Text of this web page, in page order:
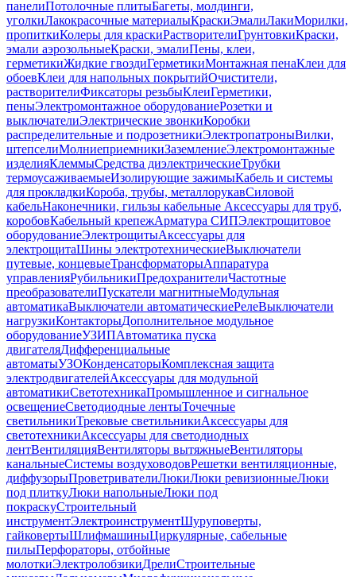
панелиПотолочные плитыБагеты, молдинги,
уголкиЛакокрасочные материалыКраскиЭмалиЛакиМорилки,
пропиткиКолеры для краскиРастворителиГрунтовкиКраски,
эмали аэрозольныеКраски, эмалиПены, клеи,
герметикиЖидкие гвоздиГерметикиМонтажная пенаКлеи для
обоевКлеи для напольных покрытийОчистители,
растворителиФиксаторы резьбыКлеиГерметики,
пеныЭлектромонтажное оборудованиеРозетки и
выключателиЭлектрические звонкиКоробки
распределительные и подрозетникиЭлектропатроныВилки,
штепселиМолниеприемникиЗаземлениеЭлектромонтажные
изделияКлеммыСредства диэлектрическиеТрубки
термоусаживаемыеИзолирующие зажимыКабель и системы
для прокладкиКороба, трубы, металлорукавСиловой
кабельНаконечники, гильзы кабельные Аксессуары для труб,
коробовКабельный крепежАрматура СИПЭлектрощитовое
оборудованиеЭлектрощитыАксессуары для
электрощитаШины электротехническиеВыключатели
путевые, концевыеТрансформаторыАппаратура
управленияРубильникиПредохранителиЧастотные
преобразователиПускатели магнитныеМодульная
автоматикаВыключатели автоматическиеРелеВыключатели
нагрузкиКонтакторыДополнительное модульное
оборудованиеУЗИПАвтоматика пуска
двигателяДифференциальные
автоматыУЗОКонденсаторыКомплексная защита
электродвигателейАксессуары для модульной
автоматикиСветотехникаПромышленное и сигнальное
освещениеСветодиодные лентыТочечные
светильникиТрековые светильникиАксессуары для
светотехникиАксессуары для светодиодных
лентВентиляцияВентиляторы вытяжныеВентиляторы
канальныеСистемы воздуховодовРешетки вентиляционные,
диффузорыПроветривателиЛюкиЛюки ревизионныеЛюки
под плиткуЛюки напольныеЛюки под
покраскуСтроительный
инструментЭлектроинструментШуруповерты,
гайковертыШлифмашиныЦиркулярные, сабельные
пилыПерфораторы, отбойные
молоткиЭлектролобзикиДрелиСтроительные